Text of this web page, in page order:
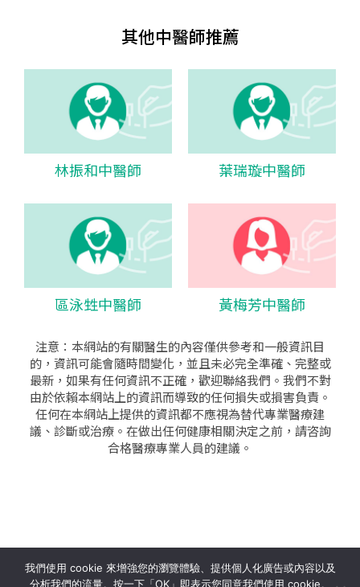
其他中醫師推薦
林振和中醫師 葉瑞璇中醫師
區泳甡中醫師 黃梅芳中醫師
注意：本網站的有關醫生的內容僅供參考和一般資訊目
的，資訊可能會隨時間變化，並且未必完全準確、完整或
最新，如果有任何資訊不正確，歡迎聯絡我們。我們不對
由於依賴本網站上的資訊而導致的任何損失或損害負責。
任何在本網站上提供的資訊都不應視為替代專業醫療建
議、診斷或治療。在做出任何健康相關決定之前，請咨詢
合格醫療專業人員的建議。
seo公司|sem公司|網頁設計|網頁設計公司by isualsense
我們使用 cookie 來增強您的瀏覽體驗、提供個人化廣告或內容以及
分析我們的流量。按一下「OK」即表示您同意我們使用 cookie。